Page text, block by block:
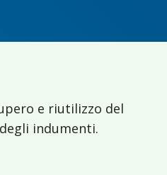
e riutilizzo del
indumenti.